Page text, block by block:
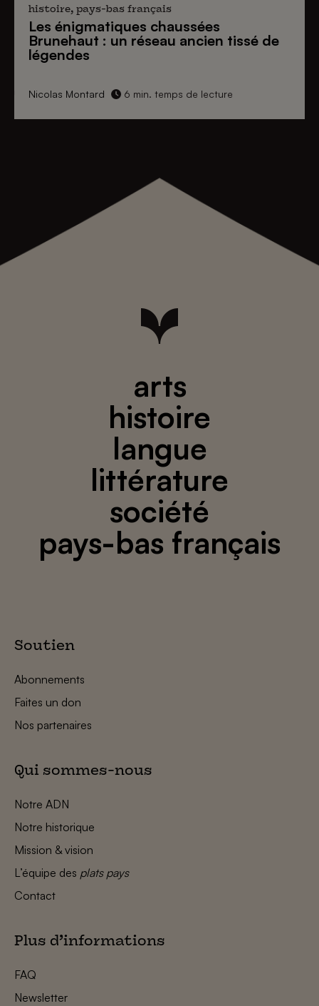
histoire, pays-bas français
Les énigmatiques chaussées
Brunehaut : un réseau ancien tissé de
légendes
Nicolas Montard 6 min. temps de lecture
arts
histoire
langue
littérature
société
pays-bas français
Soutien
Abonnements
Faites un don
Nos partenaires
Qui sommes-nous
Notre ADN
Notre historique
Mission & vision
L’équipe des plats pays
Contact
Plus d’informations
FAQ
Newsletter